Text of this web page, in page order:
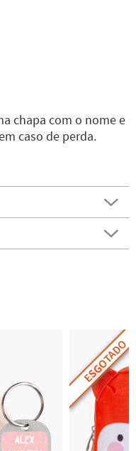
chapa com o nome e
caso de perda.
ESGOTADO